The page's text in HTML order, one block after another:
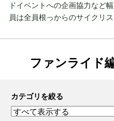
ドイベントへの企画協力など
員は全員根っからのサイクリス
ファンライド
カテゴリを絞る